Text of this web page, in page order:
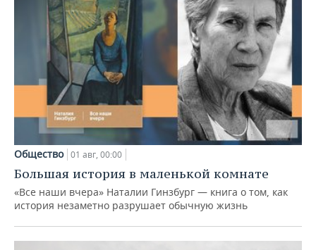
Общество 01 авг, 00:00
Большая история в маленькой комнате
«Все наши вчера» Наталии Гинзбург — книга о том, как
история незаметно разрушает обычную жизнь